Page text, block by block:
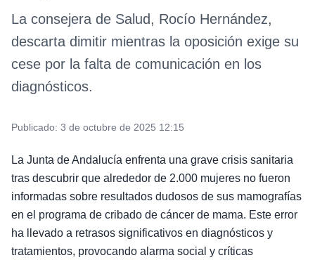
La consejera de Salud, Rocío Hernández,
descarta dimitir mientras la oposición exige su
cese por la falta de comunicación en los
diagnósticos.
Publicado: 3 de octubre de 2025 12:15
La Junta de Andalucía enfrenta una grave crisis sanitaria
tras descubrir que alrededor de 2.000 mujeres no fueron
informadas sobre resultados dudosos de sus mamografías
en el programa de cribado de cáncer de mama. Este error
ha llevado a retrasos significativos en diagnósticos y
tratamientos, provocando alarma social y críticas